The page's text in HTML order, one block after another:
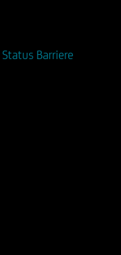
Status Barriere